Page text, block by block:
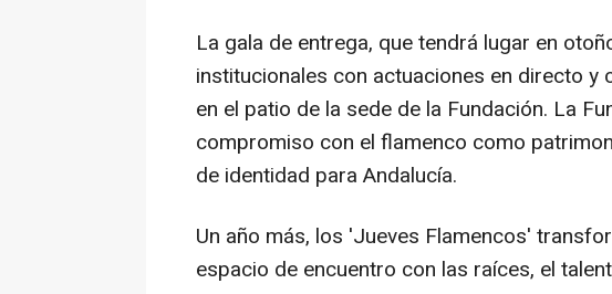
La gala de entrega, que tendrá lugar en
institucionales con actuaciones en directo y
en el patio de la sede de la Fundación. La
compromiso con el flamenco como
de identidad para Andalucía.
Un año más, los 'Jueves Flamencos'
espacio de encuentro con las raíces, el